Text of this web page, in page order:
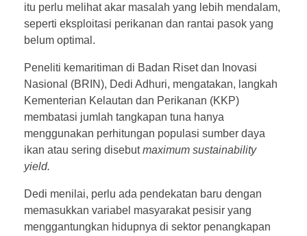
itu perlu melihat akar masalah yang lebih mendalam,
seperti eksploitasi perikanan dan rantai pasok yang
belum optimal.
Peneliti kemaritiman di Badan Riset dan Inovasi
Nasional (BRIN), Dedi Adhuri, mengatakan, langkah
Kementerian Kelautan dan Perikanan (KKP)
membatasi jumlah tangkapan tuna hanya
menggunakan perhitungan populasi sumber daya
ikan atau sering disebutmaximum sustainability
yield.
Dedi menilai, perlu ada pendekatan baru dengan
memasukkan variabel masyarakat pesisir yang
menggantungkan hidupnya di sektor penangkapan